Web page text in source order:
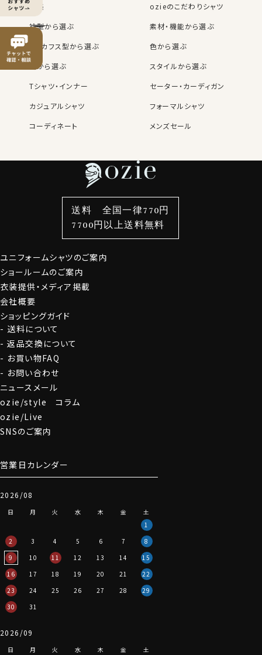
50ポイントプレゼント！
OZIE会員だけの
あります
お買い物が簡単＆便利
名前・住所・カード番号（任意）ス
いち早いニュースメールで
セール情報を先取り！
⬜︎ ニュースメールにチェック
入会金・年会費は
OZIE NEWS MAIL
お役立ち情報満載
週に2〜4回、発行しているニュースメール。
頻度高く発行される新商品のご紹介！
クーポン・セールのお買い得な情報！
ファッションについての耳よりなご案内などを発信してお
会員登録にすすむ
特集
ozieのこだわりシャツ
衿型から選ぶ
素材・機能から選ぶ
袖・カフス型から選ぶ
色から選ぶ
柄から選ぶ
スタイルから選ぶ
Tシャツ・インナー
セーター・カーディガン
カジュアルシャツ
フォーマルシャツ
コーディネート
メンズセール
袖・カフス型から選ぶ
色から選ぶ
柄から選ぶ
スタイルから選ぶ
カジュアルシャツ
定番シャツ
カフスボタン
サスペンダー
財布・名刺入れ
バッグ
ストール・マフラー
グローブ
ユニフォームシャツのご案内
ショールームのご案内
衣装提供・メディア掲載
会社概要
ショッピングガイド
送料について
返品交換について
お買い物FAQ
お問い合わせ
ニュースメール
ozie/style コラム
ozie/Live
SNSのご案内
営業日カレンダー
2026/08
日 月 火 水 木 金
土
1
2
3 4 5 6 7
8
9
10 11 12 13 14
15
16
17 18 19 20 21
22
23
24 25 26 27 28
29
30
31
2026/09
日 月 火 水 木 金 土
送料 全国一律770円
7700円以上送料無料